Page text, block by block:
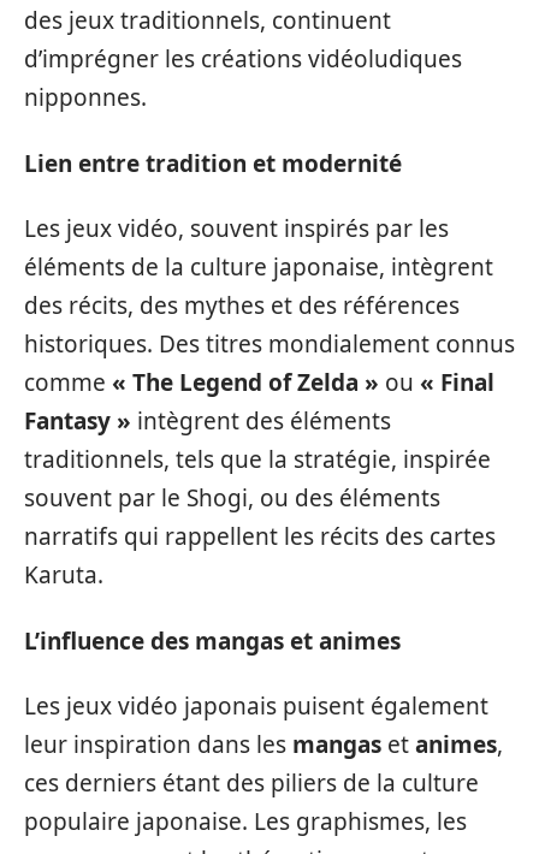
des jeux traditionnels, continuent
d’imprégner les créations vidéoludiques
nipponnes.
Lien entre tradition et modernité
Les jeux vidéo, souvent inspirés par les
éléments de la culture japonaise, intègrent
des récits, des mythes et des références
historiques. Des titres mondialement connus
comme « The Legend of Zelda » ou « Final
Fantasy » intègrent des éléments
traditionnels, tels que la stratégie, inspirée
souvent par le Shogi, ou des éléments
narratifs qui rappellent les récits des cartes
Karuta.
L’influence des mangas et animes
Les jeux vidéo japonais puisent également
leur inspiration dans les mangas etanimes,
ces derniers étant des piliers de la culture
populaire japonaise. Les graphismes, les